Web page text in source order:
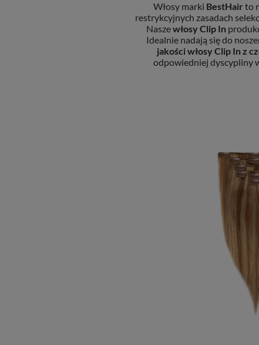
Włosy marki BestHair to
restrykcyjnych zasadach
Naszewłosy Clip In
Idealnie nadają się do
jakościwłosy Clip In z
odpowiedniej dyscypliny